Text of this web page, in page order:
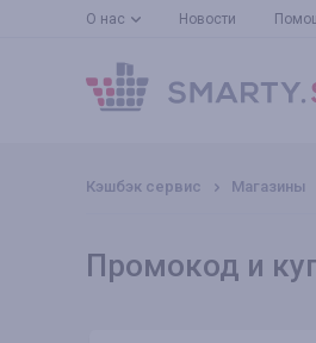
О нас Новости
Кэшбэк сервис Магазины
Промокод и